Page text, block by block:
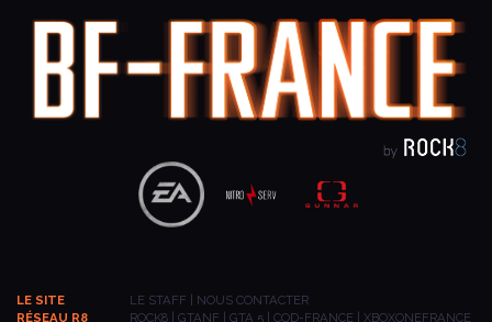
LE SITE LE STAFF
NOUS CONTACTER
RÉSEAU R8
ROCK8 GTANF GTA 5 COD-FRANCE XBOXONEFRANCE